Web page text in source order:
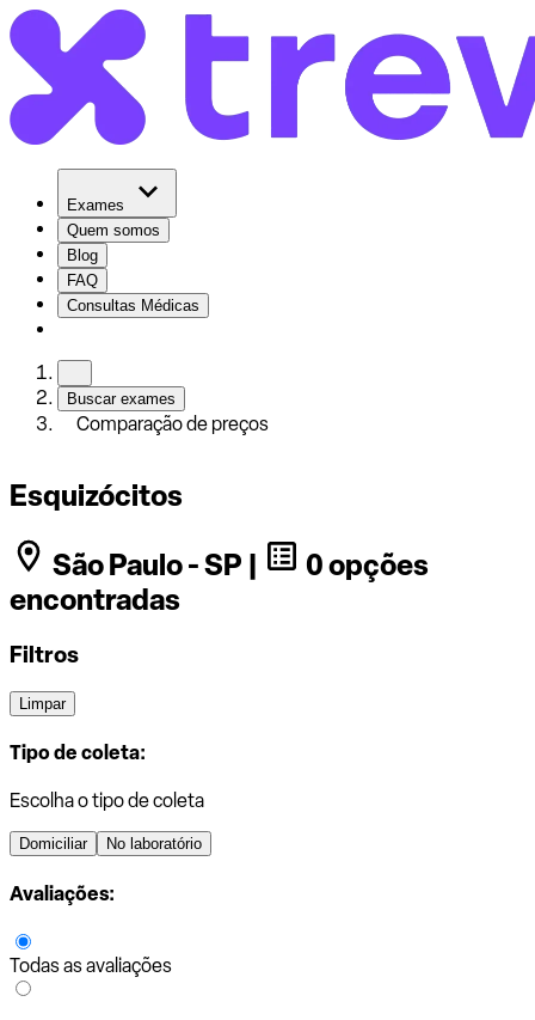
Exames
Quem somos
Blog
FAQ
Consultas Médicas
Buscar exames
Comparação de preços
Esquizócitos
São Paulo - SP |
0 opções
encontradas
Filtros
Limpar
Tipo de coleta:
Escolha o tipo de coleta
Domiciliar No laboratório
Avaliações:
Todas as avaliações